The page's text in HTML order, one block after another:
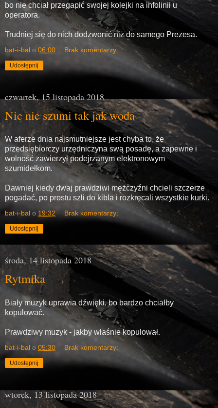
bo nie chciał przegapić swojej kolejki na infolinii u
operatora.
Trudniej się do nich dodzwonić niż do samego Prezesa.
bat-i-bal o 06:00 Brak komentarzy:
Udostępnij
czwartek, 15 listopada 2018
Nic nie szumi tak jak woda
W aferze dnia najsmutniejsze jest chyba to, że
przedsiębiorczy urzędniczyna swą posadę, a zapewne i
wolność zawierzył podejrzanym elektronowym
szumidełkom.
Dawniej kiedy dwaj prawdziwi mężczyźni chcieli szczerze
pogadać, po prostu szli do kibla i rozkręcali wszystkie kurki.
bat-i-bal o 19:32 Brak komentarzy:
Udostępnij
środa, 14 listopada 2018
Rytmika
Biały muzyk uprawia dźwięki, bo bardzo chciałby
kopulować.
Prawdziwy muzyk - jakby właśnie kopulował.
bat-i-bal o 05:30 Brak komentarzy:
Udostępnij
wtorek, 13 listopada 2018